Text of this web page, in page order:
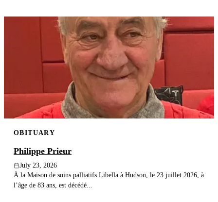
OBITUARY
Philippe Prieur
July 23, 2026
À la Maison de soins palliatifs Libella à Hudson, le 23 juillet 2026, à
l’âge de 83 ans, est décédé...